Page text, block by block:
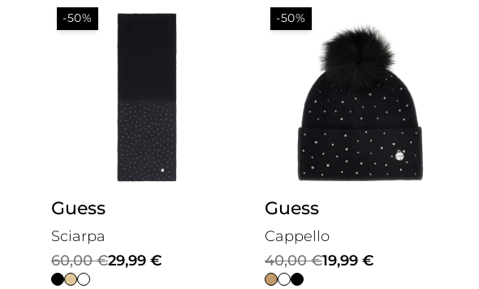
-50%
Guess
Sciarpa
60,00€
Il
prezzo
29,99 €
Il
prezzo
-50%
Guess
Cappello
40,00€
Il
prezzo
19,99 €
Il
prezzo